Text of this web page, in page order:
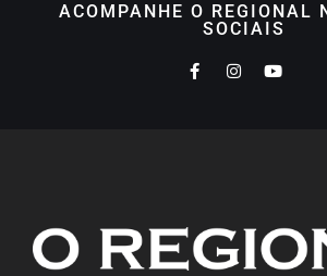
ACOMPANHE O REGIONAL
SOCIAIS